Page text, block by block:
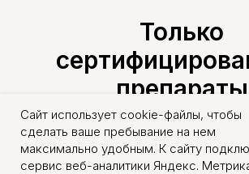
Только
препараты
Сайт использует cookie-файлы, чтобы
сделать ваше пребывание на нем
максимально удобным. К сайту
сервис веб-аналитики Яндекс.